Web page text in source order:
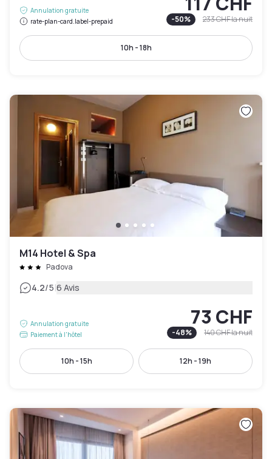
Annulation gratuite
rate-plan-card.label-prepaid
-50% 233 CHFla nuit
10h - 18h
M14 Hotel & Spa
Padova
4.2/5|6 Avis
Annulation gratuite
Paiement à l'hôtel
73 CHF
-48% 140 CHFla nuit
10h - 15h 12h - 19h